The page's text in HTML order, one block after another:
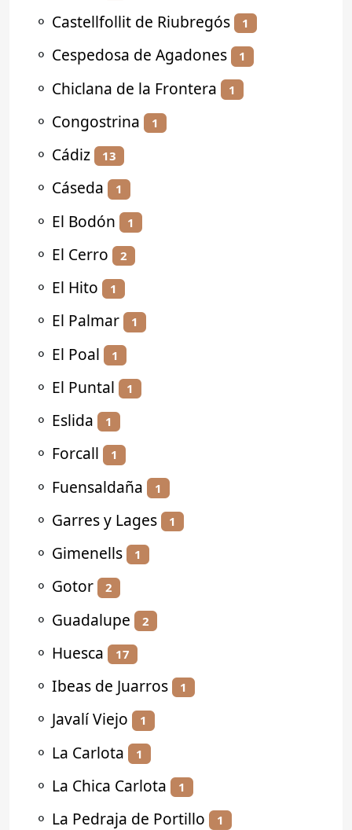
⚬ Castellfollit de Riubregós 1
⚬ Cespedosa de Agadones 1
⚬ Chiclana de la Frontera 1
⚬ Congostrina 1
⚬ Cádiz 13
⚬ Cáseda 1
⚬ El Bodón 1
⚬ El Cerro 2
⚬ El Hito 1
⚬ El Palmar 1
⚬ El Poal 1
⚬ El Puntal 1
⚬ Eslida 1
⚬ Forcall 1
⚬ Fuensaldaña 1
⚬ Garres y Lages 1
⚬ Gimenells 1
⚬ Gotor 2
⚬ Guadalupe 2
⚬ Huesca 17
⚬ Ibeas de Juarros 1
⚬ Javalí Viejo 1
⚬ La Carlota 1
⚬ La Chica Carlota 1
⚬ La Pedraja de Portillo 1